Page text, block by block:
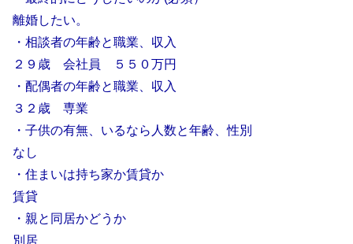
離婚したい。
・相談者の年齢と職業、収入
２９歳 会社員 ５５０万円
・配偶者の年齢と職業、収入
３２歳 専業
・子供の有無、いるなら人数と年齢、性別
なし
・住まいは持ち家か賃貸か
賃貸
・親と同居かどうか
別居